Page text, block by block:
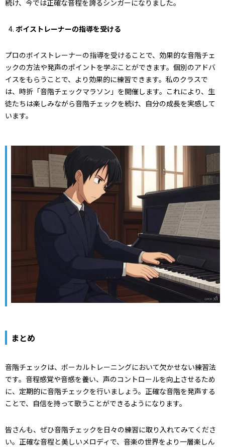
続け、今では正確な音程を誇るシンガーになりました。
ボイストレーナーの指導を受ける
プロのボイストレーナーの指導を受けることで、効果的な音階チェ
ックの方法や発声のポイントを学ぶことができます。個別のアドバ
イスをもらうことで、より効果的に練習できます。私のクラスで
は、時折「音階チェックマラソン」を開催します。これにより、生
徒たちは楽しみながら音階チェックを続け、自分の成長を実感して
います。
まとめ
音階チェックは、ボーカルトレーニングにおいて欠かせない練習法
です。音程感覚や音感を養い、声のコントロールを向上させるため
に、定期的に音階チェックを行いましょう。正確な音階を発声する
ことで、自信を持って歌うことができるようになります。
皆さんも、ぜひ音階チェックを日々の練習に取り入れてみてくださ
い。正確な音程と美しいメロディで、音楽の世界をより一層楽しん